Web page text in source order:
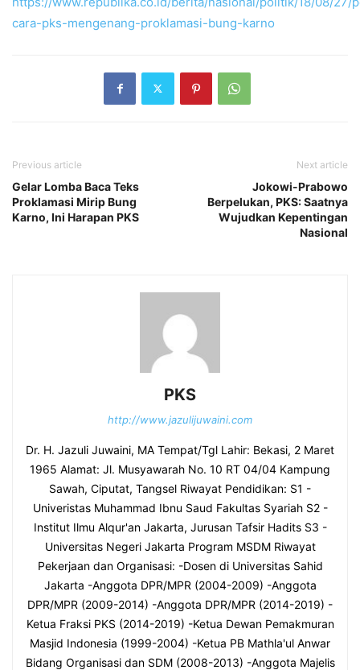
cara-pks-mengenang-proklamasi-bung-karno
Previous article
Gelar Lomba Baca Teks
Proklamasi Mirip Bung
Karno, Ini Harapan PKS
Next article
Jokowi-Prabowo
Berpelukan, PKS: Saatnya
Wujudkan Kepentingan
Nasional
PKS
http://www.jazulijuwaini.com
Dr. H. Jazuli Juwaini, MA Tempat/Tgl Lahir: Bekasi, 2 Maret
1965 Alamat: Jl. Musyawarah No. 10 RT 04/04 Kampung
Sawah, Ciputat, Tangsel Riwayat Pendidikan: S1 -
Univeristas Muhammad Ibnu Saud Fakultas Syariah S2 -
Institut Ilmu Alqur'an Jakarta, Jurusan Tafsir Hadits S3 -
Universitas Negeri Jakarta Program MSDM Riwayat
Pekerjaan dan Organisasi: -Dosen di Universitas Sahid
Jakarta -Anggota DPR/MPR (2004-2009) -Anggota
DPR/MPR (2009-2014) -Anggota DPR/MPR (2014-2019) -
Ketua Fraksi PKS (2014-2019) -Ketua Dewan Pemakmuran
Masjid Indonesia (1999-2004) -Ketua PB Mathla'ul Anwar
Bidang Organisasi dan SDM (2008-2013) -Anggota Majelis